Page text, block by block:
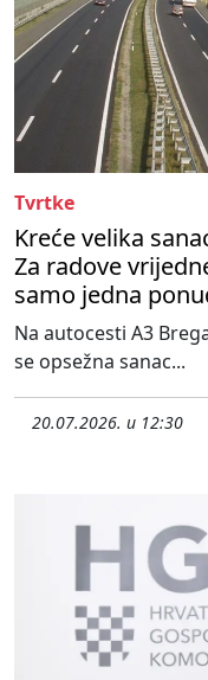
Tvrtke
Kreće velika
Za radove
samo jedna
Na autocesti A3
se opsežna sanac...
20.07.2026. u 12:30